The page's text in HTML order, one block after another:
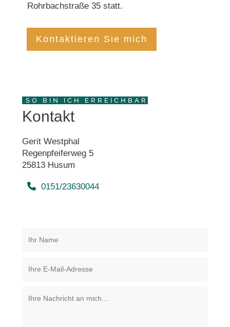
Rohrbachstraße 35 statt.
Kontaktieren Sie mich
SO BIN ICH ERREICHBAR
Kontakt
Gerit Westphal
Regenpfeiferweg 5
25813 Husum
0151/23630044